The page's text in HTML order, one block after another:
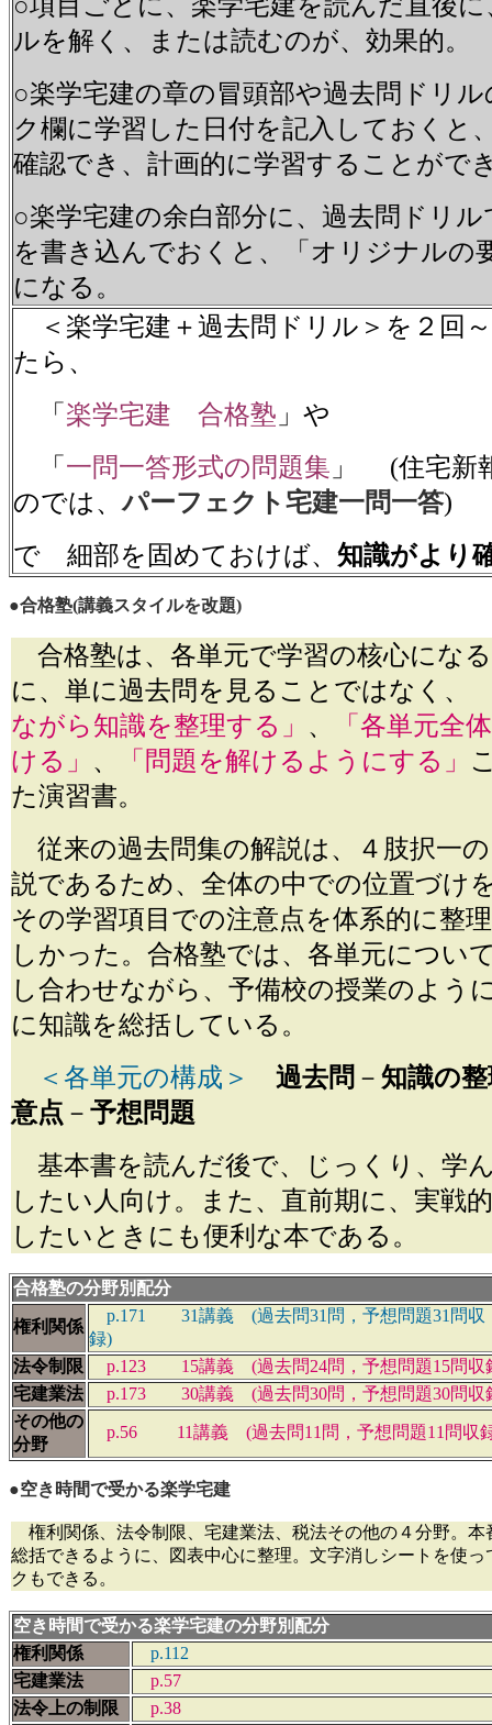
ルを解く、または読むのが、効果的。
○楽学宅建の章の冒頭部や過去問ドリ
ク欄に学習した日付を記入しておくと
確認でき、計画的に学習することがで
○楽学宅建の余白部分に、過去問ドリ
を書き込んでおくと、「オリジナルの
になる。
＜楽学宅建＋過去問ドリル＞を２回
たら、
「 楽学宅建 合格塾 」や
「 一問一答形式の問題集 」 (住宅新
のでは、パーフェクト宅建一問一答)
で 細部を固めておけば、 知識がより
●合格塾(講義スタイルを改題)
合格塾は、各単元で学習の核心にな
に、単に過去問を見ることではなく
ながら知識を整理する」 、
「各単元全
ける」 、 「問題を解けるようにする」
た演習書。
従来の過去問集の解説は、４肢択一
説であるため、全体の中での位置づけ
その学習項目での注意点を体系的に整
しかった。合格塾では、各単元につい
し合わせながら、予備校の授業のよう
に知識を総括している。
＜各単元の構成＞
過去問 － 知識の
意点 － 予想問題
基本書を読んだ後で、じっくり、学
したい人向け。また、直前期に、実戦
したいときにも便利な本である。
合格塾の分野別配分
権利関係
p.171 31講義 (過去問31問，予想問題31問収
録
法令制限
p.123 15講義 (過去問24問，予想問題15問収
宅建業法
p.173 30講義 (過去問30問，予想問題30問収
その他の
分野
p.56 11講義 (過去問11問，予想問題11問収
●空き時間で受かる楽学宅建
権利関係、法令制限、宅建業法、税法その他の４分野。本
総括できるように、図表中心に整理。文字消しシートを使
クもできる。
空き時間で受かる楽学宅建の分野別配分
権利関係
宅建業法
p.57
法令上の制限
p.38